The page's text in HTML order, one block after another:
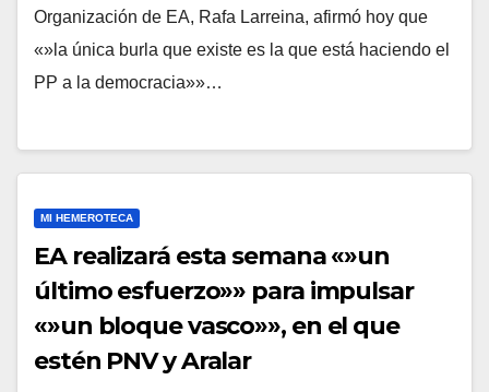
Organización de EA, Rafa Larreina, afirmó hoy que
«»la única burla que existe es la que está haciendo el
PP a la democracia»»…
MI HEMEROTECA
EA realizará esta semana «»un
último esfuerzo»» para impulsar
«»un bloque vasco»», en el que
estén PNV y Aralar